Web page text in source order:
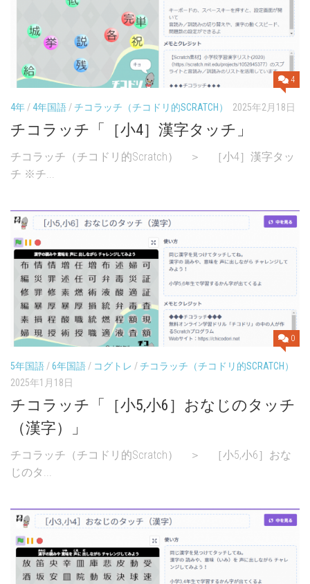
4
4年 /4年国語 /チコラッチ（チコドリ的SCRATCH） 2025年2月18日
チコラッチ「［小4］漢字タッチ」
チコラッチ（チコドリ的Scratch） ＞ ［小4］漢字タッ
チ ※チ...
0
5年国語 /6年国語 / コグトレ /チコラッチ（チコドリ的SCRATCH）
2025年1月18日
チコラッチ「［小5,小6］おなじのタッチ
（漢字）」
チコラッチ（チコドリ的Scratch） ＞ ［小5,小6］おな
じのタ...